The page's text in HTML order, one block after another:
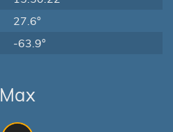
27.6°
-63.9°
Max